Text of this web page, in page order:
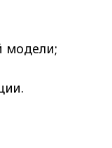
модели;